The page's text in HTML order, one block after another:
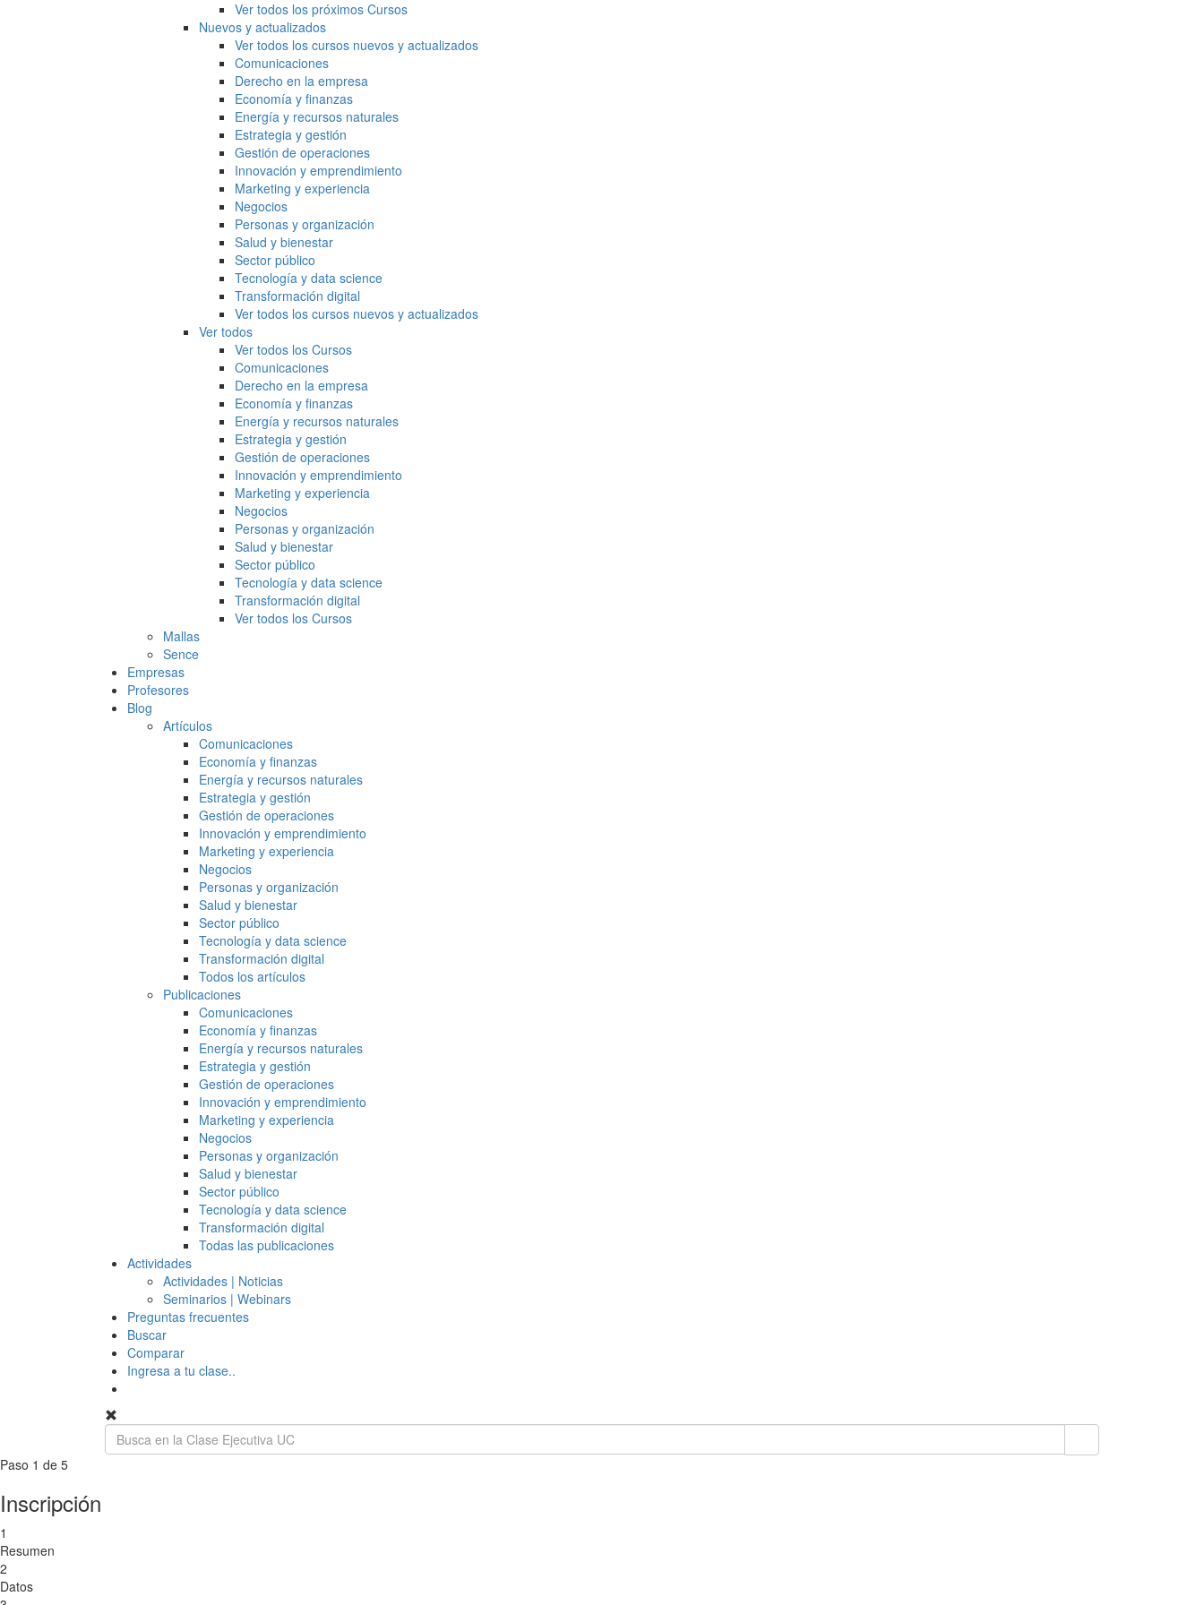
Ver todos los próximos Cursos
Nuevos y actualizados
Ver todos los cursos nuevos y actualizados
Comunicaciones
Derecho en la empresa
Economía y finanzas
Energía y recursos naturales
Estrategia y gestión
Gestión de operaciones
Innovación y emprendimiento
Marketing y experiencia
Negocios
Personas y organización
Salud y bienestar
Sector público
Tecnología y data science
Transformación digital
Ver todos los cursos nuevos y actualizados
Ver todos
Ver todos los Cursos
Comunicaciones
Derecho en la empresa
Economía y finanzas
Energía y recursos naturales
Estrategia y gestión
Gestión de operaciones
Innovación y emprendimiento
Marketing y experiencia
Negocios
Personas y organización
Salud y bienestar
Sector público
Tecnología y data science
Transformación digital
Ver todos los Cursos
Mallas
Sence
Empresas
Profesores
Blog
Artículos
Comunicaciones
Economía y finanzas
Energía y recursos naturales
Estrategia y gestión
Gestión de operaciones
Innovación y emprendimiento
Marketing y experiencia
Negocios
Personas y organización
Salud y bienestar
Sector público
Tecnología y data science
Transformación digital
Todos los artículos
Publicaciones
Comunicaciones
Economía y finanzas
Energía y recursos naturales
Estrategia y gestión
Gestión de operaciones
Innovación y emprendimiento
Marketing y experiencia
Negocios
Personas y organización
Salud y bienestar
Sector público
Tecnología y data science
Transformación digital
Todas las publicaciones
Actividades
Actividades | Noticias
Seminarios | Webinars
Preguntas frecuentes
Buscar
Comparar
Ingresa a tu clase..
Paso 1 de 5
Inscripción
1
Resumen
2
Datos